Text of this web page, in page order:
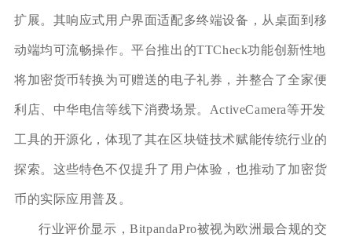
扩展。其响应式用户界面适配多终端设备，从桌面到移
动端均可流畅操作。平台推出的TTCheck功能创新性地
将加密货币转换为可赠送的电子礼券，并整合了全家便
利店、中华电信等线下消费场景。ActiveCamera等开发
工具的开源化，体现了其在区块链技术赋能传统行业的
探索。这些特色不仅提升了用户体验，也推动了加密货
币的实际应用普及。
行业评价显示，BitpandaPro被视为欧洲最合规的交